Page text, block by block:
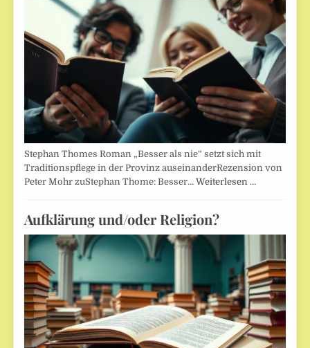
Stephan Thomes Roman „Besser als nie“ setzt sich mit
Traditionspflege in der Provinz auseinanderRezension von
Peter Mohr zuStephan Thome: Besser…Weiterlesen …
Aufklärung und/oder Religion?